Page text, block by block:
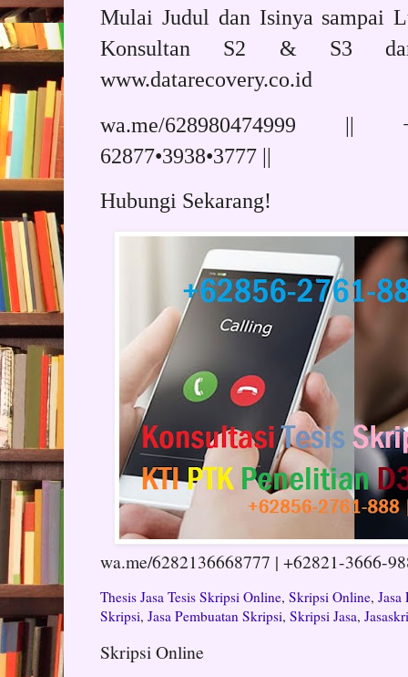
Mulai Judul dan Isinya sampai
Konsultan S2 & S3
www.datarecovery.co.id
wa.me/628980474999 ||
62877•3938•3777 ||
Hubungi Sekarang!
wa.me/6282136668777 | +62821-3666-
Thesis Jasa Tesis Skripsi Online, Skripsi Online, Jasa
Skripsi, Jasa Pembuatan Skripsi, Skripsi Jasa,
Skripsi Online